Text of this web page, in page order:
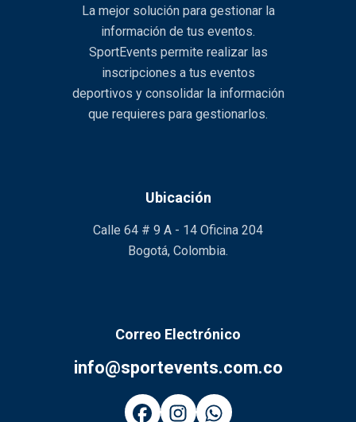
La mejor solución para gestionar la
información de tus eventos.
SportEvents permite realizar las
inscripciones a tus eventos
deportivos y consolidar la información
que requieres para gestionarlos.
Ubicación
Calle 64 # 9 A - 14 Oficina 204
Bogotá, Colombia.
Correo Electrónico
info@sportevents.com.co